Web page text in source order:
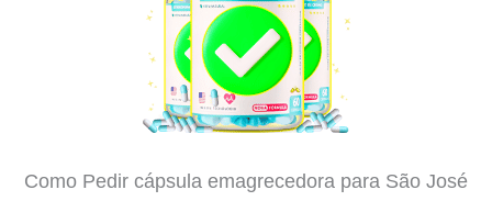
Como Pedir cápsula emagrecedora para São José